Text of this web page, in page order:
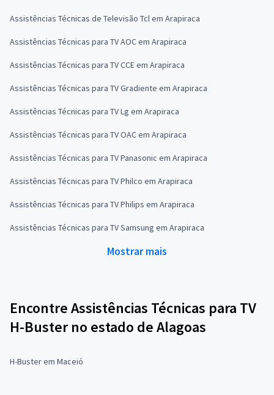
Assistências Técnicas de Televisão Tcl em Arapiraca
Assistências Técnicas para TV AOC em Arapiraca
Assistências Técnicas para TV CCE em Arapiraca
Assistências Técnicas para TV Gradiente em Arapiraca
Assistências Técnicas para TV Lg em Arapiraca
Assistências Técnicas para TV OAC em Arapiraca
Assistências Técnicas para TV Panasonic em Arapiraca
Assistências Técnicas para TV Philco em Arapiraca
Assistências Técnicas para TV Philips em Arapiraca
Assistências Técnicas para TV Samsung em Arapiraca
Mostrar mais
Encontre Assistências Técnicas para TV
H-Buster no estado de Alagoas
H-Buster em Maceió